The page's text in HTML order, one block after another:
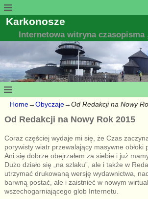
Karkonosze
Internetowa witryna czasopisma
Home→Obyczaje→Od Redakcji na Nowy
Od Redakcji na Nowy Rok 2015
Coraz częściej wydaje mi się, że Czas
porywisty wiatr przewalający masywne obłoki
Ani się dobrze obejrzałem za siebie i już
Dużo działo się „na szlaku”, ale i także w
utrzymać drukowaną wersję wydawnictwa,
barwną postać, ale i zaistnieć w nowym
wszechogarniającego glob Internetu.